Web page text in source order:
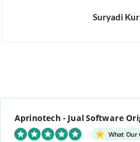
Suryadi
Aprinotech - Jual Software